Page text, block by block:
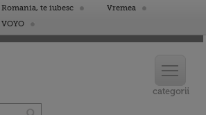
Romania, te iubesc
Vremea
VOYO